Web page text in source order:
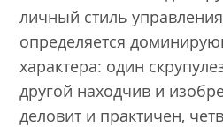
личный стиль
определяется
характера: один
другой находчив и
деловит и практичен,